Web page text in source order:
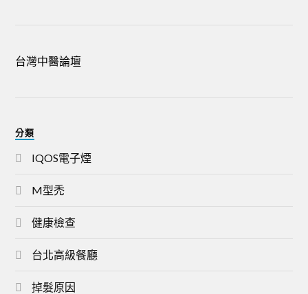
台灣中醫論壇
分類
IQOS電子煙
M型禿
健康檢查
台北高級餐廳
掉髮原因